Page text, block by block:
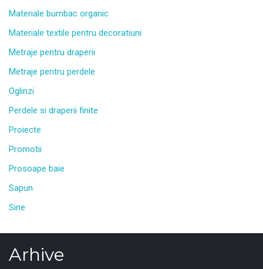
Materiale bumbac organic
Materiale textile pentru decoratiuni
Metraje pentru draperii
Metraje pentru perdele
Oglinzi
Perdele si draperii finite
Proiecte
Promotii
Prosoape baie
Sapun
Sine
Arhive